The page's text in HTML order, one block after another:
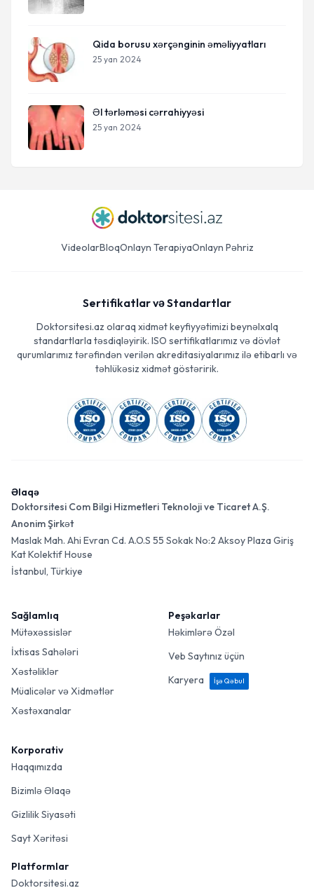
Qida borusu xərçənginin əməliyyatları
25 yan 2024
Əl tərləməsi cərrahiyyəsi
25 yan 2024
VideolarBloqOnlayn TerapiyaOnlayn Pəhriz
Sertifikatlar və Standartlar
Doktorsitesi.az olaraq xidmət keyfiyyətimizi beynəlxalq
standartlarla təsdiqləyirik. ISO sertifikatlarımız və dövlət
qurumlarımız tərəfindən verilən akreditasiyalarımız ilə etibarlı və
təhlükəsiz xidmət göstəririk.
Əlaqə
Doktorsitesi Com Bilgi Hizmetleri Teknoloji ve Ticaret A.Ş.
Anonim Şirkət
Maslak Mah. Ahi Evran Cd. A.O.S 55 Sokak No:2 Aksoy Plaza Giriş
Kat Kolektif House
İstanbul, Türkiye
Sağlamlıq
Mütəxəssislər
İxtisas Sahələri
Xəstəliklər
Müalicələr və Xidmətlər
Xəstəxanalar
Peşəkarlar
Həkimlərə Özəl
Veb Saytınız üçün
Karyera
İşə Qəbul
Korporativ
Haqqımızda
Bizimlə Əlaqə
Gizlilik Siyasəti
Sayt Xəritəsi
Platformlar
Doktorsitesi.az